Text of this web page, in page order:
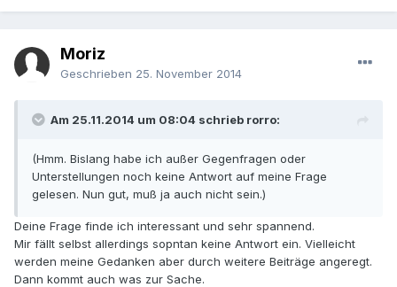
Moriz
Geschrieben 25. November 2014
Am 25.11.2014 um 08:04 schrieb rorro:
(Hmm. Bislang habe ich außer Gegenfragen oder
Unterstellungen noch keine Antwort auf meine Frage
gelesen. Nun gut, muß ja auch nicht sein.)
Deine Frage finde ich interessant und sehr spannend.
Mir fällt selbst allerdings sopntan keine Antwort ein. Vielleicht
werden meine Gedanken aber durch weitere Beiträge angeregt.
Dann kommt auch was zur Sache.